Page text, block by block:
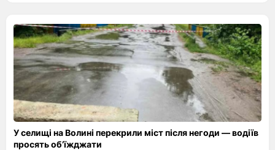
У селищі на Волині перекрили міст після негоди — водіїв
просять об’їжджати